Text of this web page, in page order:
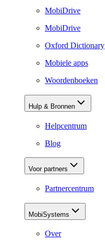
MobiDrive
MobiDrive
Oxford Dictionary
Mobiele apps
Woordenboeken
Hulp & Bronnen
Helpcentrum
Blog
Voor partners
Partnercentrum
MobiSystems
Over